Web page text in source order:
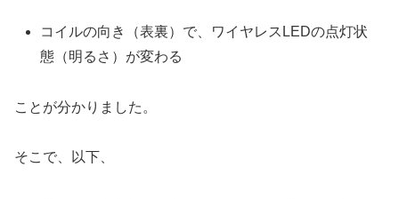
コイルの向き（表裏）で、ワイヤレスLEDの点灯状
態（明るさ）が変わる
ことが分かりました。
そこで、以下、